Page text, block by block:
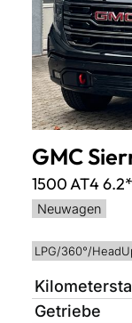
GMC
1500 AT4
Neuwagen
LPG/360°/
Getriebe